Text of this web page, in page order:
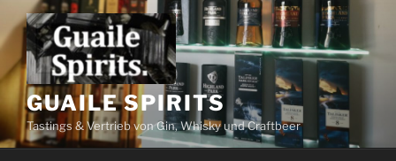
Zum
Inhalt
springen
GUAILE SPIRITS
Tastings & Vertrieb von Gin, Whisky und Craftbeer